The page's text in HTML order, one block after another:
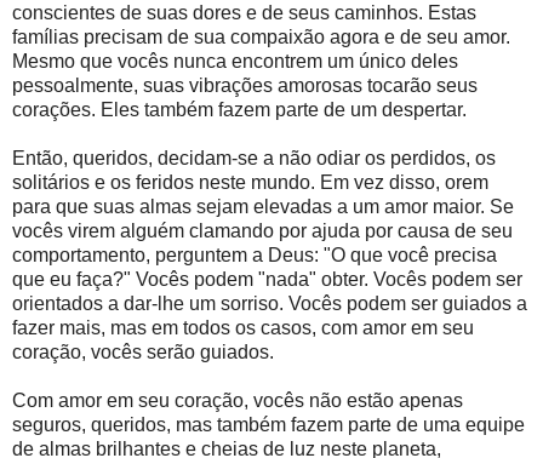
conscientes de suas dores e de seus caminhos. Estas
famílias precisam de sua compaixão agora e de seu amor.
Mesmo que vocês nunca encontrem um único deles
pessoalmente, suas vibrações amorosas tocarão seus
corações. Eles também fazem parte de um despertar.
Então, queridos, decidam-se a não odiar os perdidos, os
solitários e os feridos neste mundo. Em vez disso, orem
para que suas almas sejam elevadas a um amor maior. Se
vocês virem alguém clamando por ajuda por causa de seu
comportamento, perguntem a Deus: "O que você precisa
que eu faça?" Vocês podem "nada" obter. Vocês podem ser
orientados a dar-lhe um sorriso. Vocês podem ser guiados a
fazer mais, mas em todos os casos, com amor em seu
coração, vocês serão guiados.
Com amor em seu coração, vocês não estão apenas
seguros, queridos, mas também fazem parte de uma equipe
de almas brilhantes e cheias de luz neste planeta,